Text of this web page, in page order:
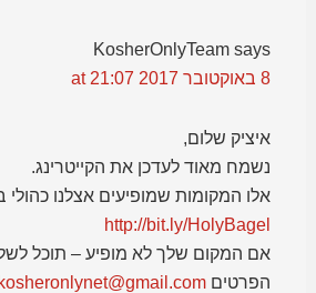
KosherOnlyTeam says
8 באוקטובר 2017 at 21:07
איציק שלום,
נשמח מאוד לעדכן את הקייטרינג.
אלו המקומות שמופיעים אצלנו כהולי
http://bit.ly/HolyBagel
אם המקום שלך לא מופיע – תוכל
הפרטים kosheronlynet@gmail.com